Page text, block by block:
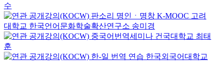
수
판소리 명인ㆍ명창 K-MOOC 고려
대학교 한국언어문화학술확산연구소 송미경
중국어번역세미나 건국대학교 최태
훈
한-일 번역 연습 한국외국어대학교